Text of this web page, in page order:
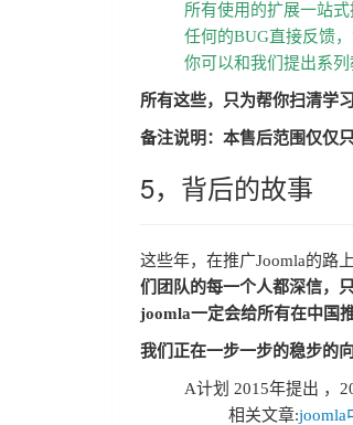
所有使用的扩展一站
任何的BUG直接反馈
你可以和我们提出系
所有这些，只为帮你扫清学
备注说明：本售后范围仅仅
5，背后的故事
这些年，在推广Joomla的路
们团队的每一个人都深信，
joomla一定会给所有在中国
我们正在一步一步的稳步的向
A计划 2015年提出 ，
相关文章:joomla